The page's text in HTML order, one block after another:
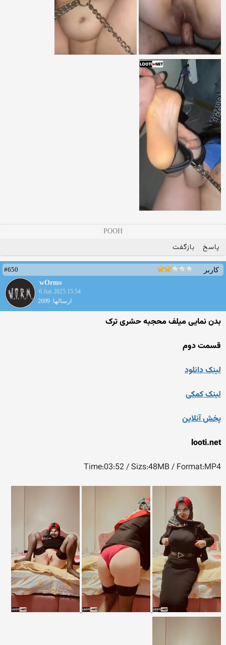
POOH
پاسخ بازگفت
کاربر
#650
wOrms
6 Jun 2025 15:54
ارسالها: 2699
بدن نمایی میلف محجبه حشری ترک
قسمت دوم
لینک دانلود
لینک کمکی
پخش آنلاین
looti.net
Time:03:52 / Sizs:48MB / Format:MP4